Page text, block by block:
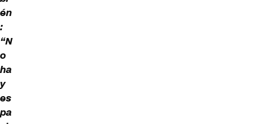
én
:
“N
o
ha
y
es
pa